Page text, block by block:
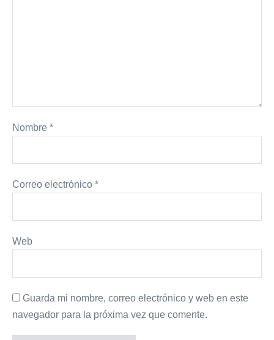
Nombre *
Correo electrónico *
Web
Guarda mi nombre, correo electrónico y web en este
navegador para la próxima vez que comente.